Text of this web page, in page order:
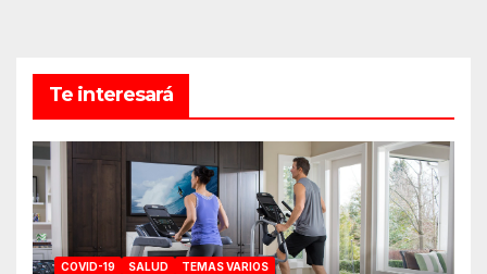
Te interesará
COVID-19 SALUD TEMAS VARIOS